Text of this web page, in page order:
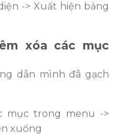
-> Xuất hiện bảng
xóa các mục
dẫn mình đã gạch
mục trong menu ->
xuống